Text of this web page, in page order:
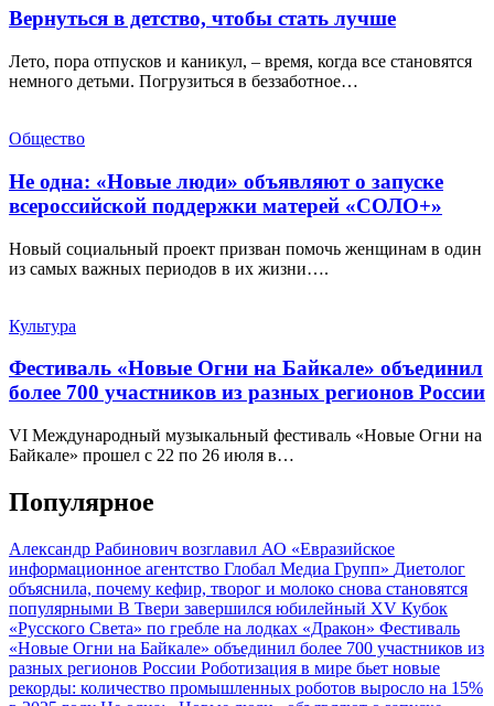
Вернуться в детство, чтобы стать лучше
Лето, пора отпусков и каникул, – время, когда все становятся
немного детьми. Погрузиться в беззаботное…
Общество
Не одна: «Новые люди» объявляют о запуске
всероссийской поддержки матерей «СОЛО+»
Новый социальный проект призван помочь женщинам в один
из самых важных периодов в их жизни….
Культура
Фестиваль «Новые Огни на Байкале» объединил
более 700 участников из разных регионов России
VI Международный музыкальный фестиваль «Новые Огни на
Байкале» прошел с 22 по 26 июля в…
Популярное
Александр Рабинович возглавил АО «Евразийское
информационное агентство Глобал Медиа Групп» Диетолог
объяснила, почему кефир, творог и молоко снова становятся
популярными В Твери завершился юбилейный XV Кубок
«Русского Света» по гребле на лодках «Дракон» Фестиваль
«Новые Огни на Байкале» объединил более 700 участников из
разных регионов России Роботизация в мире бьет новые
рекорды: количество промышленных роботов выросло на 15%